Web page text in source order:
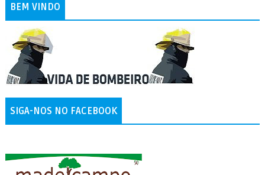
BEM VINDO
SIGA-NOS NO FACEBOOK